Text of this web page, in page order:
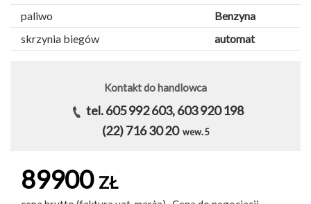
paliwo
Benzyna
skrzynia biegów
automat
Kontakt do handlowca
tel. 605 992 603, 603 920 198
(22) 716 30 20 wew. 5
89900 ZŁ